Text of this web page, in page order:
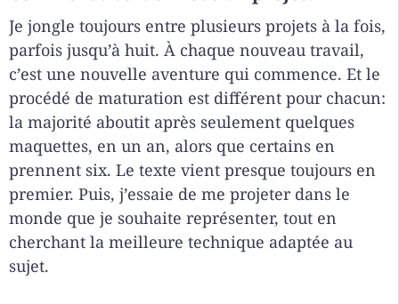
Je jongle toujours entre plusieurs projets à la fois,
parfois jusqu’à huit. À chaque nouveau travail,
c’est une nouvelle aventure qui commence. Et le
procédé de maturation est différent pour chacun:
la majorité aboutit après seulement quelques
maquettes, en un an, alors que certains en
prennent six. Le texte vient presque toujours en
premier. Puis, j’essaie de me projeter dans le
monde que je souhaite représenter, tout en
cherchant la meilleure technique adaptée au
sujet.